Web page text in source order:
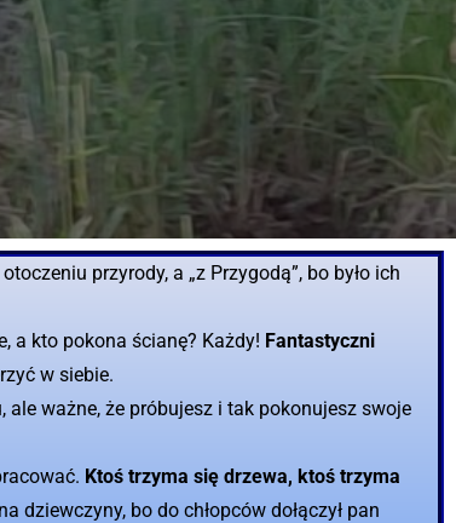
przyrody, a „z Przygodą”, bo było ich
a kto pokona ścianę? Każdy! Fantastyczni
w siebie.
ważne, że próbujesz i tak pokonujesz swoje
Ktoś trzyma się drzewa, ktoś trzyma
dziewczyny, bo do chłopców dołączył pan